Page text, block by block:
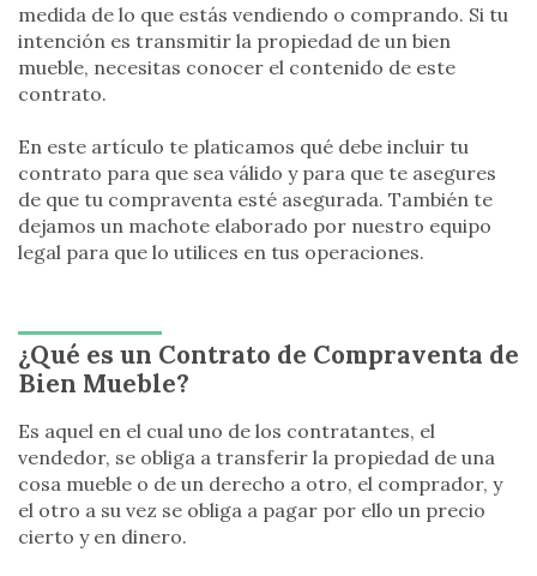
medida de lo que estás vendiendo o comprando. Si tu
intención es transmitir la propiedad de un bien
mueble, necesitas conocer el contenido de este
contrato.
En este artículo te platicamos qué debe incluir tu
contrato para que sea válido y para que te asegures
de que tu compraventa esté asegurada. También te
dejamos un machote elaborado por nuestro equipo
legal para que lo utilices en tus operaciones.
¿Qué es un Contrato de Compraventa de
Bien Mueble?
Es aquel en el cual uno de los contratantes, el
vendedor, se obliga a transferir la propiedad de una
cosa mueble o de un derecho a otro, el comprador, y
el otro a su vez se obliga a pagar por ello un precio
cierto y en dinero.